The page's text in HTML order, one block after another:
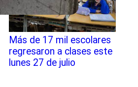
Más de 17 mil escolares
regresaron a clases este
lunes 27 de julio